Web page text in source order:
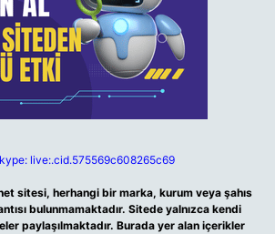
live:.cid.575569c608265c69
sitesi, herhangi bir marka, kurum veya şahıs
bulunmamaktadır. Sitede yalnızca kendi
paylaşılmaktadır. Burada yer alan içerikler